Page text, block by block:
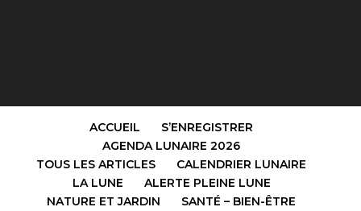
ACCUEIL
S’ENREGISTRER
AGENDA LUNAIRE 2026
TOUS LES ARTICLES
CALENDRIER LUNAIRE
LA LUNE
ALERTE PLEINE LUNE
NATURE ET JARDIN
SANTÉ – BIEN-ÊTRE